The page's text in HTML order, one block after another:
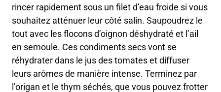
rincer rapidement sous un filet d’eau froide si vous
souhaitez atténuer leur côté salin. Saupoudrez le
tout avec les flocons d’oignon déshydraté et l’ail
en semoule. Ces condiments secs vont se
réhydrater dans le jus des tomates et diffuser
leurs arômes de manière intense. Terminez par
l’origan et le thym séchés, que vous pouvez frotter